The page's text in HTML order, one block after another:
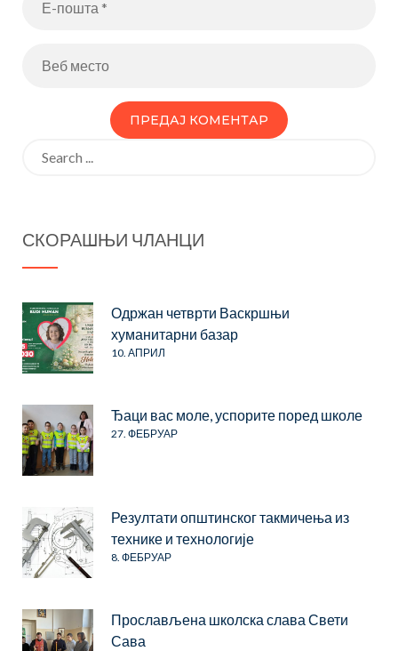
СКОРАШЊИ ЧЛАНЦИ
Одржан четврти Васкршњи
хуманитарни базар
10. АПРИЛ
Ђаци вас моле, успорите поред школе
27. ФЕБРУАР
Резултати општинског такмичења из
технике и технологије
8. ФЕБРУАР
Прослављена школска слава Свети
Сава